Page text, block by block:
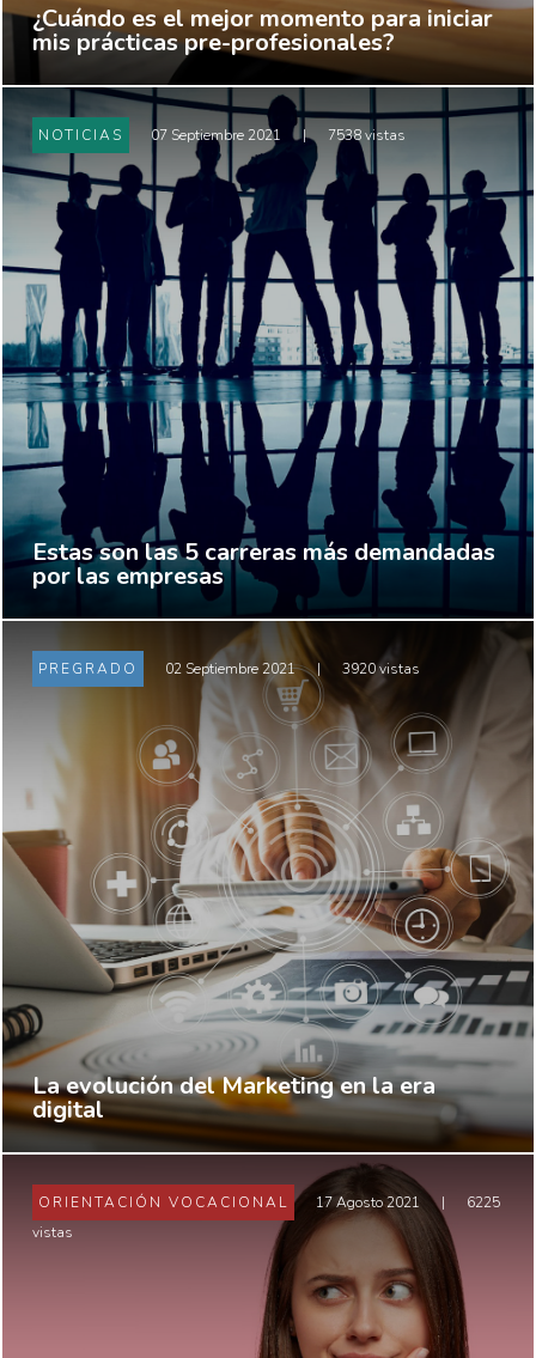
¿Cuándo es el mejor momento para iniciar
mis prácticas pre-profesionales?
NOTICIAS 07 Septiembre 2021 | 7538 vistas
Estas son las 5 carreras más demandadas
por las empresas
PREGRADO 02 Septiembre 2021 | 3920 vistas
La evolución del Marketing en la era
digital
ORIENTACIÓN VOCACIONAL 17 Agosto 2021 |
6225
vistas